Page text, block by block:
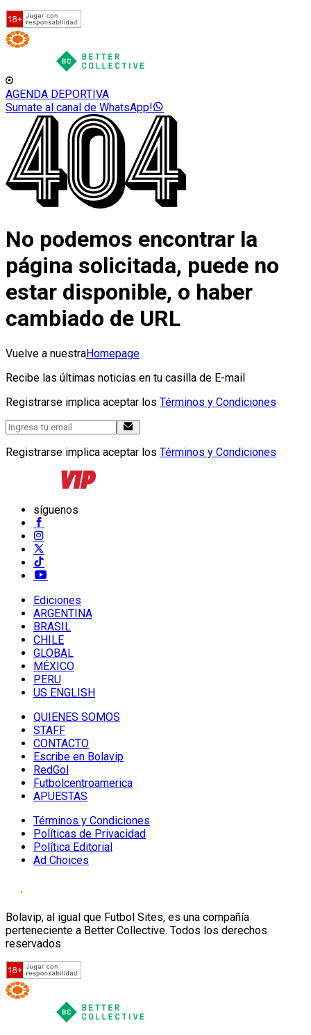
AGENDA DEPORTIVA
Sumate al canal de WhatsApp!
No podemos encontrar la
página solicitada, puede no
estar disponible, o haber
cambiado de URL
Vuelve a nuestraHomepage
Recibe las últimas noticias en tu casilla de E-mail
Registrarse implica aceptar los Términos y Condiciones
Registrarse implica aceptar los Términos y Condiciones
síguenos
Ediciones
ARGENTINA
BRASIL
CHILE
GLOBAL
MÉXICO
PERU
US ENGLISH
QUIENES SOMOS
STAFF
CONTACTO
Escribe en Bolavip
RedGol
Futbolcentroamerica
APUESTAS
Términos y Condiciones
Políticas de Privacidad
Política Editorial
Ad Choices
Bolavip, al igual que Futbol Sites, es una compañía
perteneciente a Better Collective. Todos los derechos
reservados